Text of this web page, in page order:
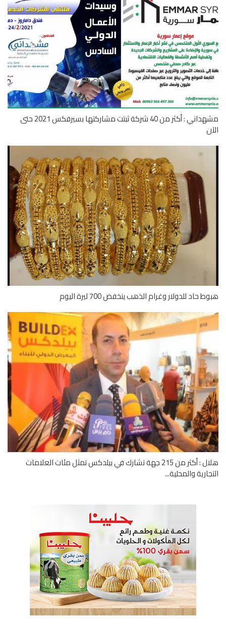
مشهداني : أكثر من 40 شركة ثبتت مشاركتها بسيرفكس 2021 حتى
حاد للدولار وغرام الذهب ينخفض 700 ليرة اليوم
هلال : أكثر من 215 جهة تشارك في بيلدكس تمثل مئات العلامات
والمحلية...